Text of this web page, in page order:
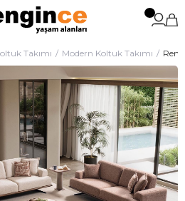
Takımı Modern Koltuk Takımı